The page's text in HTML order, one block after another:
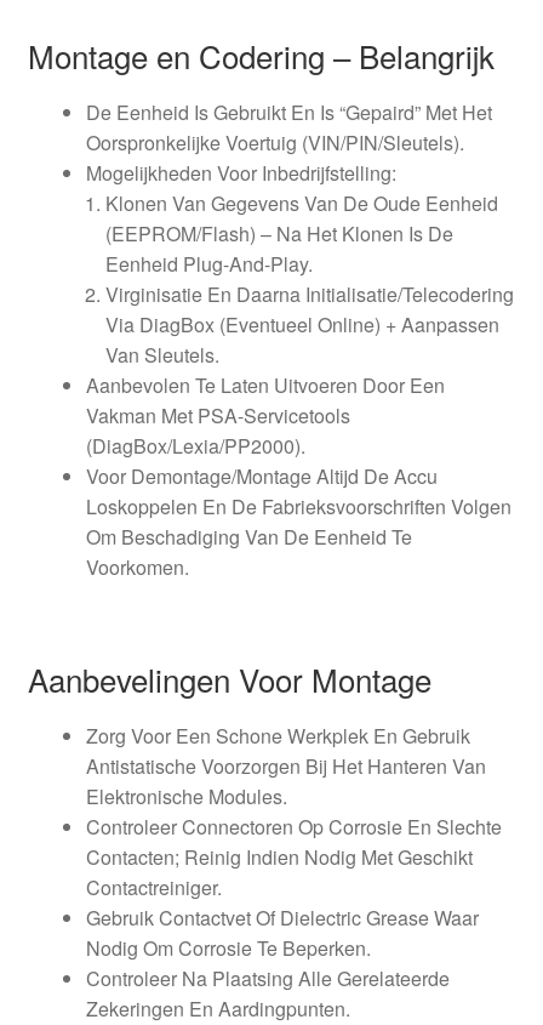
Montage en Codering – Belangrijk
De Eenheid Is Gebruikt En Is “Gepaird” Met Het
Oorspronkelijke Voertuig (VIN/PIN/Sleutels).
Mogelijkheden Voor Inbedrijfstelling:
Klonen Van Gegevens Van De Oude Eenheid
(EEPROM/Flash) – Na Het Klonen Is De
Eenheid Plug-And-Play.
Virginisatie En Daarna Initialisatie/Telecodering
Via DiagBox (Eventueel Online) + Aanpassen
Van Sleutels.
Aanbevolen Te Laten Uitvoeren Door Een
Vakman Met PSA-Servicetools
(DiagBox/Lexia/PP2000).
Voor Demontage/Montage Altijd De Accu
Loskoppelen En De Fabrieksvoorschriften Volgen
Om Beschadiging Van De Eenheid Te
Voorkomen.
Aanbevelingen Voor Montage
Zorg Voor Een Schone Werkplek En Gebruik
Antistatische Voorzorgen Bij Het Hanteren Van
Elektronische Modules.
Controleer Connectoren Op Corrosie En Slechte
Contacten; Reinig Indien Nodig Met Geschikt
Contactreiniger.
Gebruik Contactvet Of Dielectric Grease Waar
Nodig Om Corrosie Te Beperken.
Controleer Na Plaatsing Alle Gerelateerde
Zekeringen En Aardingpunten.